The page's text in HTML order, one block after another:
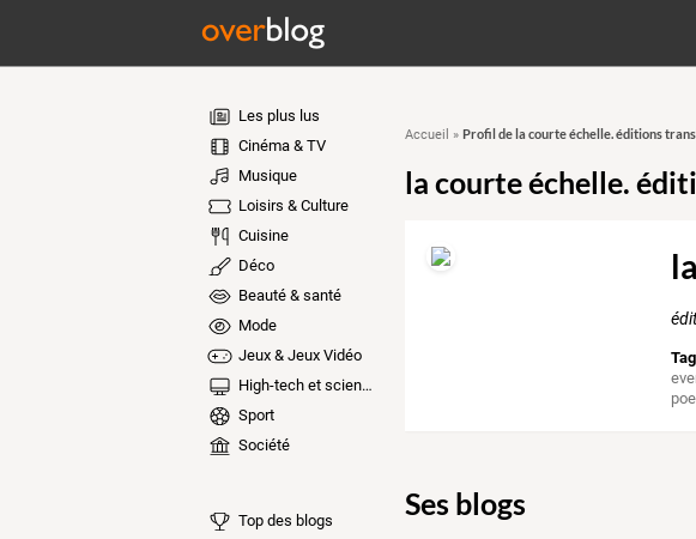
Les plus lus
Cinéma & TV
Musique
Loisirs & Culture
Cuisine
Déco
Beauté & santé
Mode
Jeux & Jeux Vidéo
High-tech et sciences
Sport
Société
Top des blogs
Accueil » Profil de la courte échelle. éditions
la courte échelle.
Ses blogs